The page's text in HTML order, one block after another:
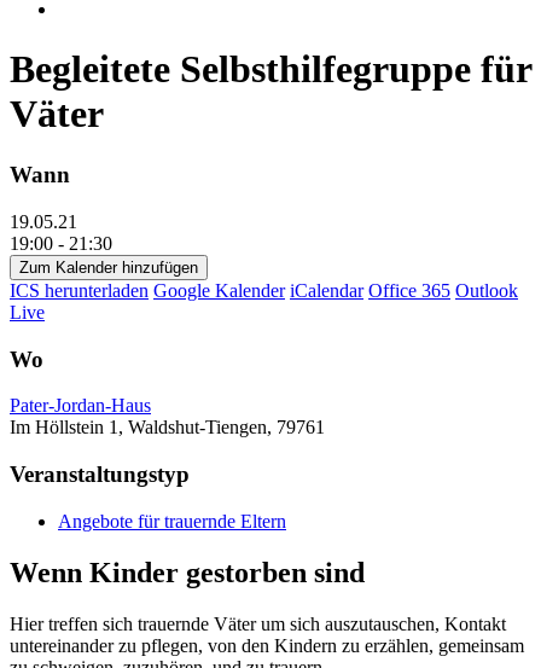
Begleitete Selbsthilfegruppe für
Väter
Wann
19.05.21
19:00 - 21:30
Zum Kalender hinzufügen
ICS herunterladen Google Kalender iCalendar Office 365 Outlook
Live
Wo
Pater-Jordan-Haus
Im Höllstein 1, Waldshut-Tiengen, 79761
Veranstaltungstyp
Angebote für trauernde Eltern
Wenn Kinder gestorben sind
Hier treffen sich trauernde Väter um sich auszutauschen, Kontakt
untereinander zu pflegen, von den Kindern zu erzählen, gemeinsam